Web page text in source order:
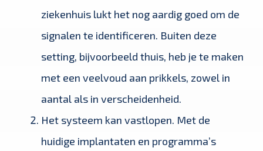
ziekenhuis lukt het nog aardig goed om de
signalen te identificeren. Buiten deze
setting, bijvoorbeeld thuis, heb je te maken
met een veelvoud aan prikkels, zowel in
aantal als in verscheidenheid.
Het systeem kan vastlopen. Met de
huidige implantaten en programma’s